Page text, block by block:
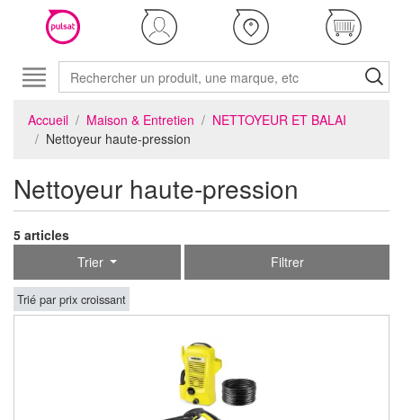
Accueil Maison & Entretien
NETTOYEUR ET BALAI
Nettoyeur haute-pression
Nettoyeur haute-pression
5 articles
Trier
Filtrer
Trié par prix croissant